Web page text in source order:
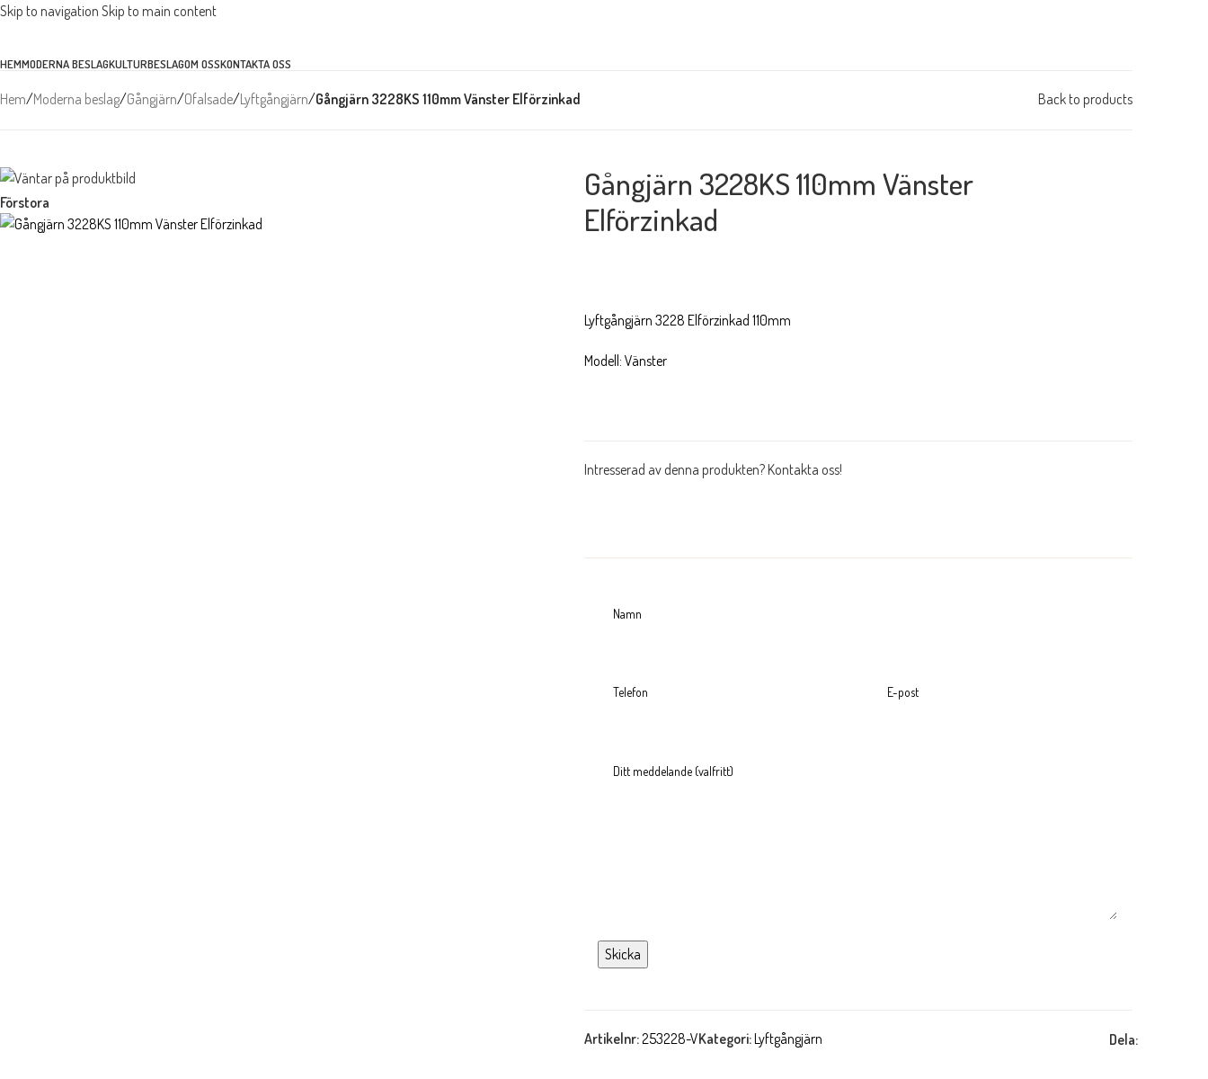
Skip to navigation Skip to main content
HEMMODERNA BESLAGKULTURBESLAGOM OSSKONTAKTA OSS
Hem/Moderna beslag/Gångjärn/Ofalsade/Lyftgångjärn/Gångjärn 3228KS 110mm Vänster Elförzinkad Back to products
Förstora
Gångjärn 3228KS 110mm Vänster
Elförzinkad
Lyftgångjärn 3228 Elförzinkad 110mm
Modell: Vänster
Intresserad av denna produkten? Kontakta oss!
Artikelnr:253228-VKategori:Lyftgångjärn Dela: